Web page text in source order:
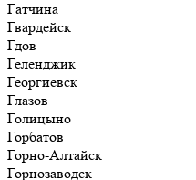
Гатчина
Гвардейск
Гдов
Геленджик
Георгиевск
Глазов
Голицыно
Горбатов
Горно-Алтайск
Горнозаводск